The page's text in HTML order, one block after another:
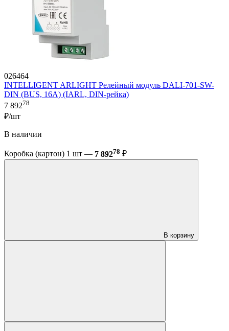
026464
INTELLIGENT ARLIGHT Релейный модуль DALI-701-SW-
DIN (BUS, 16A) (IARL, DIN-рейка)
7 89278
₽/шт
В наличии
Коробка (картон) 1 шт — 7 89278 ₽
В корзину